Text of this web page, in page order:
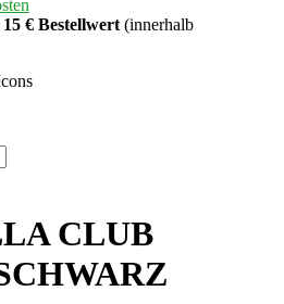
€ Bestellwert (innerhalb
CLUB